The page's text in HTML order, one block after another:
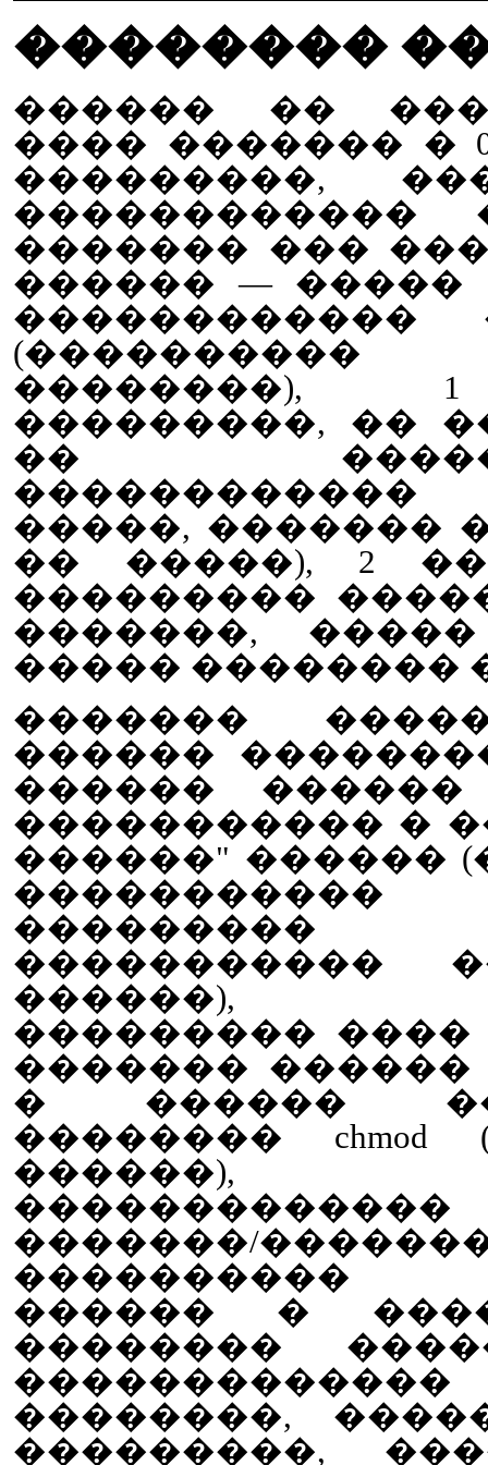
��������
������ ��
���� ������� �
���������,
������������
������� ���
������ — �����
������������
(����������
��������),
���������, ��
��
�����, �������
�� �����), 2
���������
�������,
����� ��������
�������
������
������ ������
����������� �
������" ������
�����������
�����������
������),
���������
�������
� ������
��������
������),
�������/
����������
������ �
��������
��������,
���������,